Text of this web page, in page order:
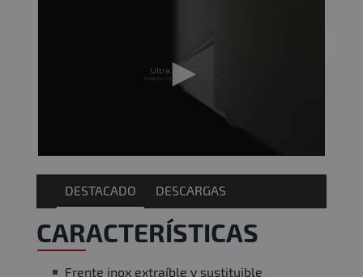
DESTACADO DESCARGAS
CARACTERÍSTICAS
Frente inox extraíble y sustituible